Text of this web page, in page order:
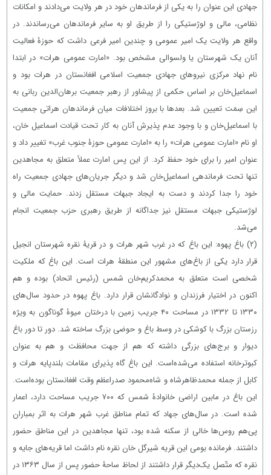
جهادی این عنوان را به یکی از فرماندهان خود در هر ولایت می‌دادند و امکانات
نظامی، مالی و لوژستیکی را از طریق او به سایر فرماندهان می‌رساندند. در
واقع هر ولایت یک امیر عمومی و چندین امیر فرعی داشت که حوزۀ فعالیت
آنان یک شهرستان یا ولسوالی مشخص بود. «امارت عمومی هرات» در ابتدا
نام نهاد مرکزی نیروهای جهادی‌ جمعیت اسلامی افغانستان در هرات بود و
اسماعیل‌خان بر اساس حکمی از پیشاور از رهبر جمعیت برهان‌الدین ربانی به
این سِمَت تعیین شد. بعدها با بروز اختلافات میان فرماندهان هراتی جمعیت
با اسماعیل‌خان و با وجود عدم پذیرش آنان به کار تحت قیادت اسماعیل خان،
او نام «امارت عمومی هرات» را به «امارت عمومی حوزۀ جنوب غرب» تغییر داد و
عنوان امیر را برای خود حفظ کرد. از این پس امارت عملاً متعلق به مجاهدین
تنها تحت فرماندهی اسماعیل‌خان شد و دیگر جریان‌های جهادی جمعیت راه
خود را جدا کردند و دست به ایجاد جبهات مستقل زدند. حمایت مالی و
لوژستیکی جبهات مستقل نیز جداگانه از طریق رهبری حزب جمعیت انجام
می‌شد.
(۲) باغ پهوه: این باغ که در غرب شهر هرات و در قریۀ نقره شهرستان انجیل
قرار دارد یکی از باغ‌های مشهور این منطقۀ هرات است. این باغ که ملکیت
شخصی است متعلق به محمدکریم‌خان شمس (رئیس اتحاد) بوده و هم
اکنون در اختیار فرزندان و نوادگانشان قرار دارد. باغ پهوه در حدود سال‌های
۱۳۳۰ تا ۱۳۳۲ در مساحت ۴۰ جریب زمین با درختان میوۀ گوناگون به ویژه
رزستان بزرگ با کوشکی در وسط باغ و حوضی بزرگ ساخته شد. دور تا دور باغ
دیوار و برج‌های بزرگی داشته که هم از جهت محافظت و هم به عنوان
کبوترخانه استفاده می‌شده‌است. این باغ گاه پذیرای مقامات بلندپایه هرات و
کابل از جمله محمدظاهرشاه و شاه‌محمود صدراعظم وقت افغانستان بوده‌است.
این باغ در مابین اراضی خانوادۀ شمس که ۷۰۰ جریب مساحت دارد، اعمار
شده است. در سال‌های جهاد که تمام مناطق غرب شهر هرات به اثر بمباران
پی‌هم روس‌ها خالی از سکنه شده بود، تنها مجاهدین در این مناطق حضور
داشتند. فرمانده بومی این قریه شیرگل خان نقره نام داشت اما قریه‌های جایه و
نقره که متّصل یک‌دیگر قرار داشتند از لحاظ ساحۀ حضور پس از سال ۱۳۶۳ در